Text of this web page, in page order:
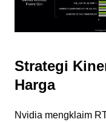
Strategi
Harga
Nvidia mengklaim